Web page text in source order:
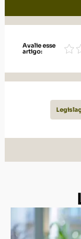
Avalie esse
artigo: